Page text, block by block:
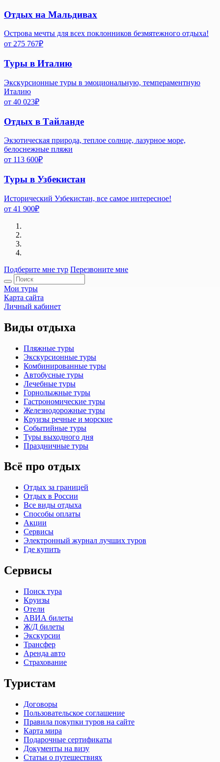
Отдых на Мальдивах
Острова мечты для всех поклонников безмятежного отдыха!
от 275 767₽
Туры в Италию
Экскурсионные туры в эмоциональную, темпераментную
Италию
от 40 023₽
Отдых в Тайланде
Экзотическая природа, теплое солнце, лазурное море,
белоснежные пляжи
от 113 600₽
Туры в Узбекистан
Исторический Узбекистан, все самое интересное!
от 41 900₽
Подберите мне тур Перезвоните мне
Мои туры
Карта сайта
Личный кабинет
Виды отдыха
Пляжные туры
Экскурсионные туры
Комбинированные туры
Автобусные туры
Лечебные туры
Горнолыжные туры
Гастрономические туры
Железнодорожные туры
Круизы речные и морские
Событийные туры
Туры выходного дня
Праздничные туры
Всё про отдых
Отдых за границей
Отдых в России
Все виды отдыха
Способы оплаты
Акции
Сервисы
Электронный журнал лучших туров
Где купить
Сервисы
Поиск тура
Круизы
Отели
АВИА билеты
Ж/Д билеты
Экскурсии
Трансфер
Аренда авто
Страхование
Туристам
Договоры
Пользовательское соглашение
Правила покупки туров на сайте
Карта мира
Подарочные сертификаты
Документы на визу
Статьи о путешествиях